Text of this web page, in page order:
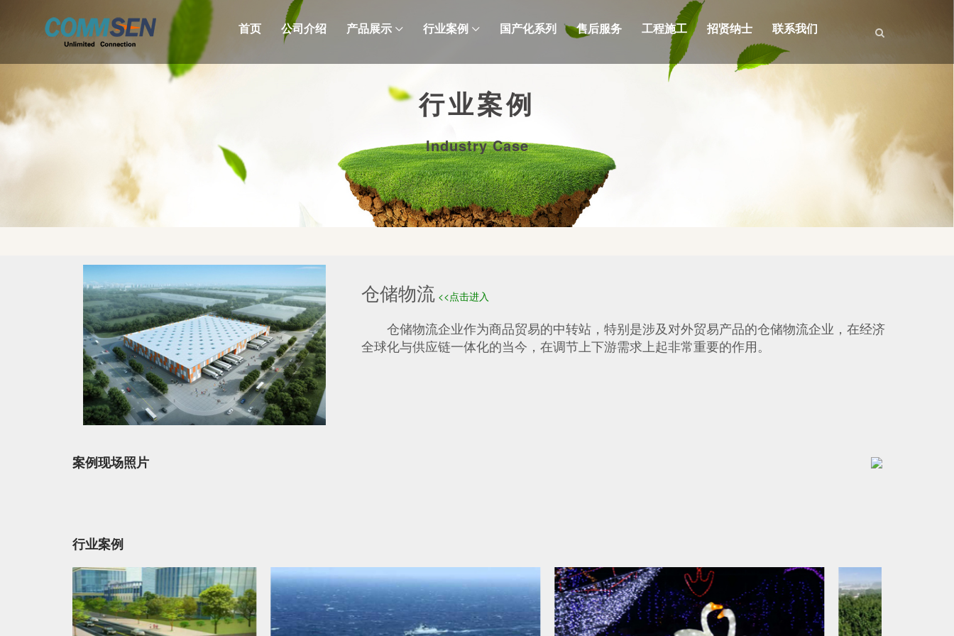
首页 公司介绍 产品展示 行业案例 国产化系列 售后服务 工程施工 招贤纳士 联系我们
行业案例
Industry Case
仓储物流 <<点击进入
仓储物流企业作为商品贸易的中转站，特别是涉及对外贸易产品的仓储物流企业，在经济
全球化与供应链一体化的当今，在调节上下游需求上起非常重要的作用。
案例现场照片
行业案例